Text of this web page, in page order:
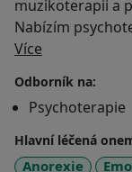
muzikoterapii a
Nabízím
pro dospělé v
náročných
sebevědomí. S
a předělů,
mnoha dalším
Více
Odborník na:
Psychoterapie
Hlavní léčená
Anorexie